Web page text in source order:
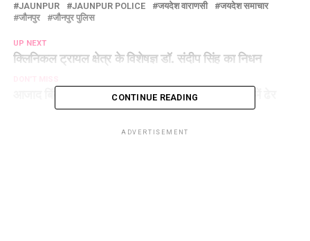
JAUNPUR
JAUNPUR POLICE जयदेश वाराणसी
जयदेश समाचार
जौनपुर
जौनपुर पुलिस
UP NEXT
क्लिनिकल ट्रायल क्षेत्र के विशेषज्ञ डॉ. संदीप सिंह का निधन
आजाद बिंद हत्याकांड : एक लाख का इनामी बदमाश मुठभेड़ में ढेर
CONTINUE READING
ADVERTISEMENT